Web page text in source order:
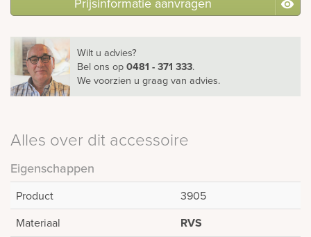
Wilt u advies?
Bel ons op0481 - 371 333.
We voorzien u graag van advies.
Alles over dit accessoire
Eigenschappen
Product
3905
Materiaal
RVS